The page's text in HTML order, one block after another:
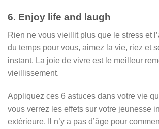
6. Enjoy life and laugh
Rien ne vous vieillit plus que le stress et
du temps pour vous, aimez la vie, riez et
instant. La joie de vivre est le meilleur
vieillissement.
Appliquez ces 6 astuces dans votre vie
vous verrez les effets sur votre jeunesse
extérieure. Il n’y a pas d’âge pour